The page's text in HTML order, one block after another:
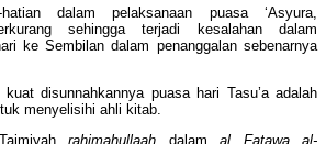
dalam pelaksanaan puasa ‘Asyura,
sehingga terjadi kesalahan dalam
ke Sembilan dalam penanggalan sebenarnya
disunnahkannya puasa hari Tasu’a adalah
menyelisihi ahli kitab.
rahimahullaah dalam al Fatawa al-